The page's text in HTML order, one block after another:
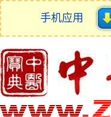
手机应用